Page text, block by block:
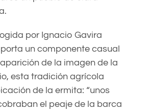
por Ignacio Gavira
un componente casual
de la imagen de la
esta tradición agrícola
de la ermita: “unos
el peaje de la barca